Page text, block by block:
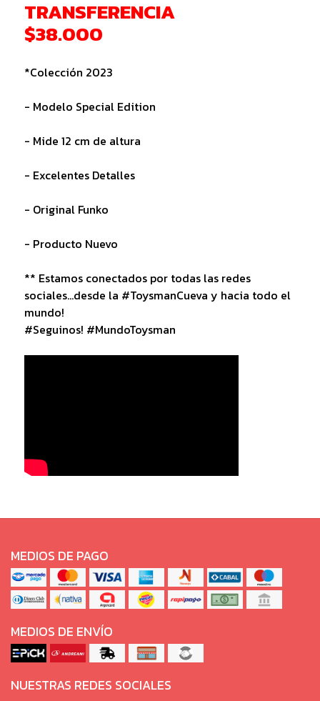
TRANSFERENCIA
$38.000
*Colección 2023
- Modelo Special Edition
- Mide 12 cm de altura
- Excelentes Detalles
- Original Funko
- Producto Nuevo
** Estamos conectados por todas las redes
sociales...desde la #ToysmanCueva y hacia todo el
mundo!
#Seguinos! #MundoToysman
MEDIOS DE PAGO
MEDIOS DE ENVÍO
NUESTRAS REDES SOCIALES